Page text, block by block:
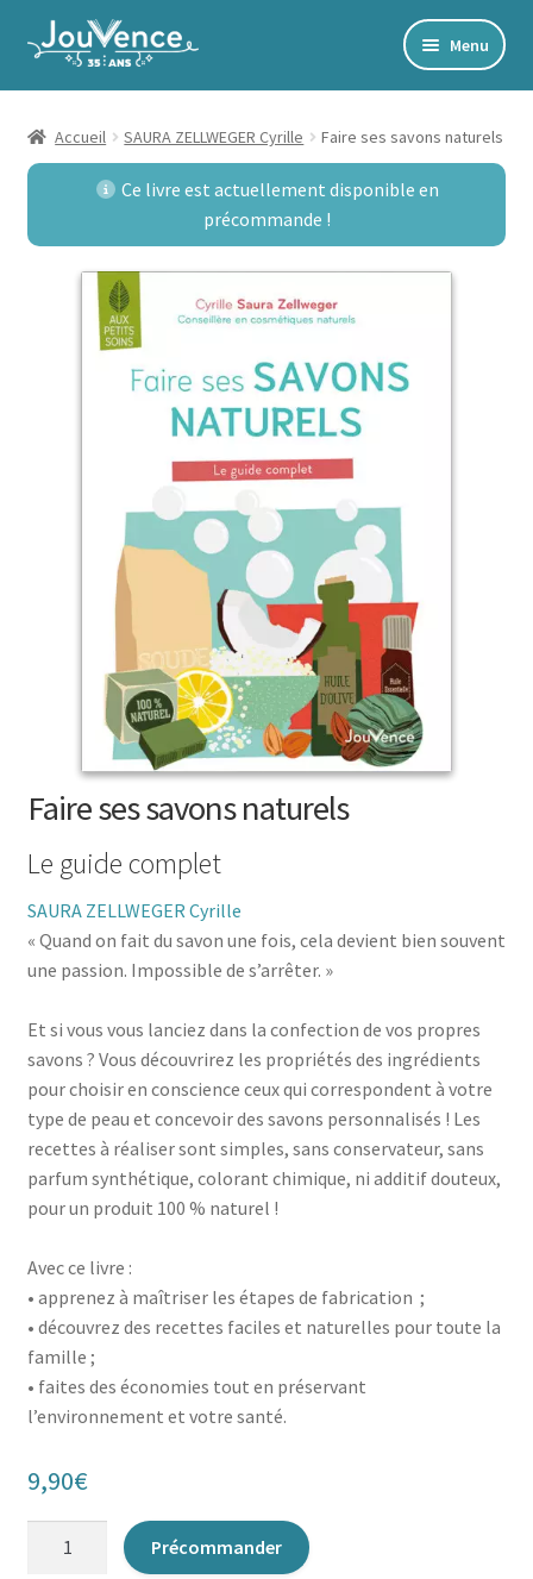
Aller
à
la
Aller
au
contenu
Menu
Accueil
Mon Compte
Newsletter
Accords toltèques
Communication NonViolente
Livres numériques et audios
Développement personnel
Alimentation | Forme | Santé
Médecine douces
Accueil SAURA ZELLWEGER Cyrille Faire ses savons naturels
Ce livre est actuellement disponible en
précommande !
Faire ses savons naturels
Le guide complet
SAURA ZELLWEGER Cyrille
« Quand on fait du savon une fois, cela devient bien souvent
une passion. Impossible de s’arrêter. »
Et si vous vous lanciez dans la confection de vos propres
savons ? Vous découvrirez les propriétés des ingrédients
pour choisir en conscience ceux qui correspondent à votre
type de peau et concevoir des savons personnalisés ! Les
recettes à réaliser sont simples, sans conservateur, sans
parfum synthétique, colorant chimique, ni additif douteux,
pour un produit 100 % naturel !
Avec ce livre :
• apprenez à maîtriser les étapes de fabrication ;
• découvrez des recettes faciles et naturelles pour toute la
famille ;
• faites des économies tout en préservant
l’environnement et votre santé.
9,90€
Précommander